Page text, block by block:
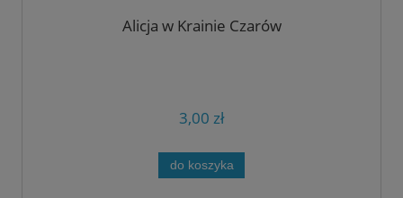
Alicja w Krainie Czarów
3,00 zł
do koszyka